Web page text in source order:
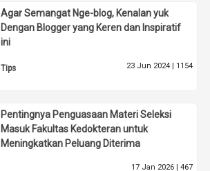
Agar Semangat Nge-blog, Kenalan yuk
Dengan Blogger yang Keren dan Inspiratif
ini
Tips 23 Jun 2024 | 1154
Pentingnya Penguasaan Materi Seleksi
Masuk Fakultas Kedokteran untuk
Meningkatkan Peluang Diterima
17 Jan 2026 | 467